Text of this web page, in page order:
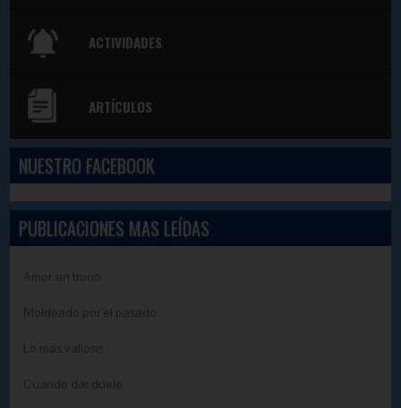
ACTIVIDADES
ARTÍCULOS
NUESTRO FACEBOOK
PUBLICACIONES MAS LEÍDAS
Amor sin trono
Moldeado por el pasado
Lo más valioso
Cuando dar duele